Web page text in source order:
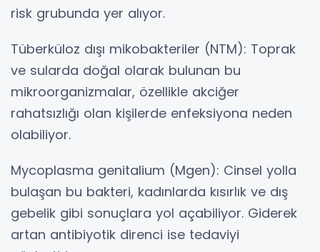
risk grubunda yer alıyor.
Tüberküloz dışı mikobakteriler (NTM): Toprak
ve sularda doğal olarak bulunan bu
mikroorganizmalar, özellikle akciğer
rahatsızlığı olan kişilerde enfeksiyona neden
olabiliyor.
Mycoplasma genitalium (Mgen): Cinsel yolla
bulaşan bu bakteri, kadınlarda kısırlık ve dış
gebelik gibi sonuçlara yol açabiliyor. Giderek
artan antibiyotik direnci ise tedaviyi